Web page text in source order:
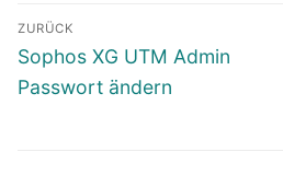
Beitragsnavigation
ZURÜCK
Vorheriger
Beitrag:
Sophos XG UTM Admin
Passwort ändern